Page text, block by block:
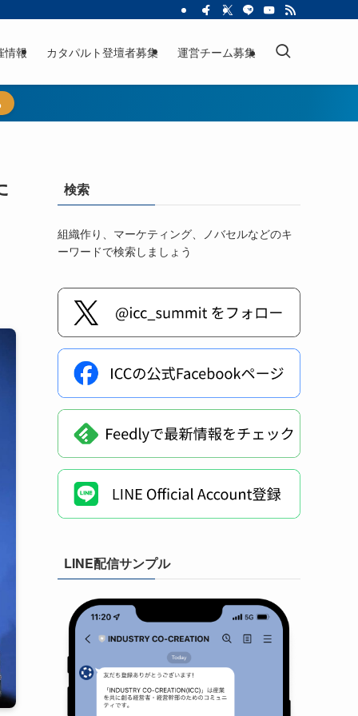
情報 カタパルト登壇者募集 運営チーム募集
検索
組織作り、マーケティング、ノバセルなどのキ
ーワードで検索しましょう
LINE配信サンプル